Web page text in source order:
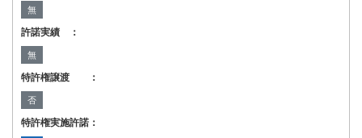
無
許諾実績 ：
無
特許権譲渡 ：
否
特許権実施許諾：